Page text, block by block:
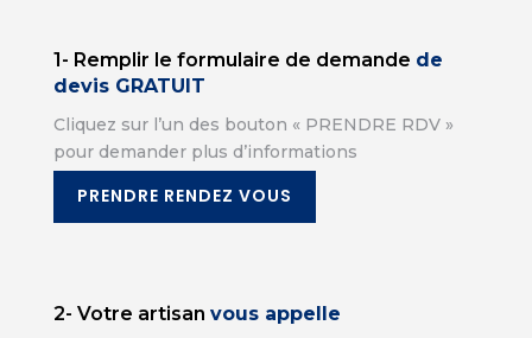
1- Remplir le formulaire de demande de
devis GRATUIT
Cliquez sur l’un des bouton « PRENDRE RDV »
pour demander plus d’informations
PRENDRE RENDEZ VOUS
2- Votre artisan vous appelle